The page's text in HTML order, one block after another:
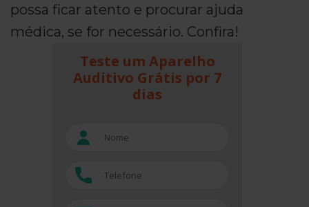
possa ficar atento e procurar ajuda
médica, se for necessário. Confira!
Teste um Aparelho
Auditivo Grátis por 7
dias